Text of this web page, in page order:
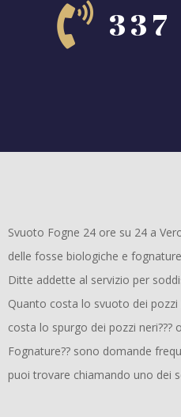
337
Svuoto Fogne 24 ore su 24 a
delle fosse biologiche e
Ditte addette al servizio per
Quanto costa lo svuoto dei pozzi
costa lo spurgo dei pozzi
Fognature?? sono domande
puoi trovare chiamando uno dei